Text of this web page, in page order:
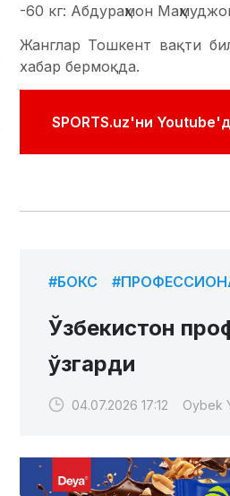
-60 кг: Абдураҳмон
Жанглар Тошкент вақти
хабар бермоқда.
SPORTS.uz'ни
#БОКС
Ўзбекистон
ўзгарди
04.07.2026 17:12 Oybek